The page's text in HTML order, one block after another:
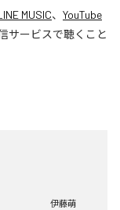
MUSIC、 YouTube
サービスで聴くこと
伊藤萌